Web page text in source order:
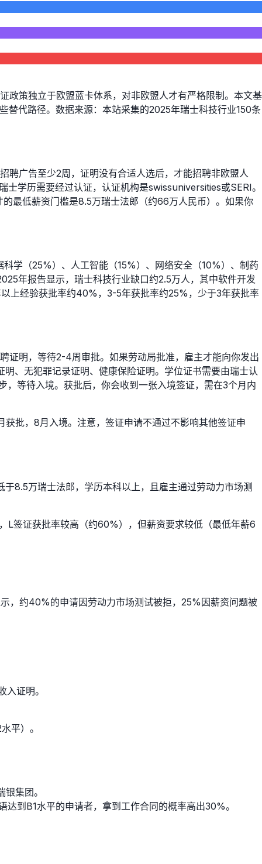
政策独立于欧盟蓝卡体系，对非欧盟人才有严格限制。本文基
替代路径。数据来源：本站采集的2025年瑞士科技行业150条
聘广告至少2周，证明没有合适人选后，才能招聘非欧盟人
学历需要经过认证，认证机构是swissuniversities或SERI。
最低薪资门槛是8.5万瑞士法郎（约66万人民币）。如果你
学（25%）、人工智能（15%）、网络安全（10%）、制药
年报告显示，瑞士科技行业缺口约2.5万人，其中软件开发
上经验获批率约40%，3-5年获批率约25%，少于3年获批率
证明，等待2-4周审批。如果劳动局批准，雇主才能向你发出
、无犯罪记录证明、健康保险证明。学位证书需要由瑞士认
等待入境。获批后，你会收到一张入境签证，需在3个月内
批，8月入境。注意，签证申请不通过不影响其他签证申
8.5万瑞士法郎，学历本科以上，且雇主通过劳动力市场测
L签证获批率较高（约60%），但薪资要求较低（最低年薪6
，约40%的申请因劳动力市场测试被拒，25%因薪资问题被
证明。
平）。
集团。
到B1水平的申请者，拿到工作合同的概率高出30%。